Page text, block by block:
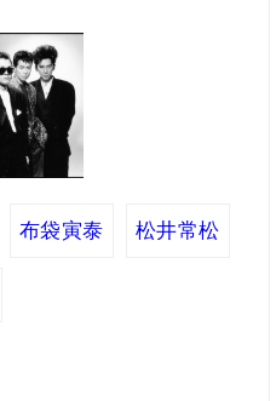
布袋寅泰 松井常松